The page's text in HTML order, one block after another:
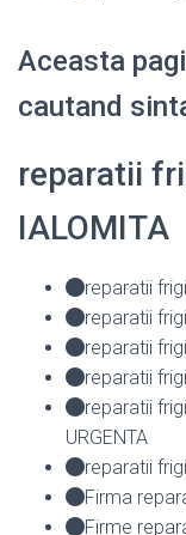
Aceasta
cautand
reparatii
IALOMITA
reparatii
reparatii
reparatii
reparatii
reparatii
URGENTA
reparatii
Firma
Firme